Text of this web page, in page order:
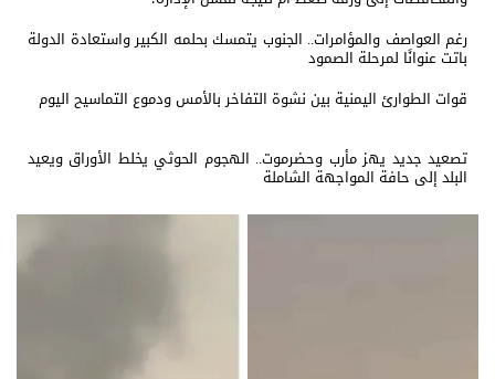
رغم العواصف والمؤامرات.. الجنوب يتمسك بحلمه الكبير واستعادة الدولة
باتت عنوانًا لمرحلة الصمود
قوات الطوارئ اليمنية بين نشوة التفاخر بالأمس ودموع التماسيح اليوم
تصعيد جديد يهز مأرب وحضرموت.. الهجوم الحوثي يخلط الأوراق ويعيد
البلد إلى حافة المواجهة الشاملة